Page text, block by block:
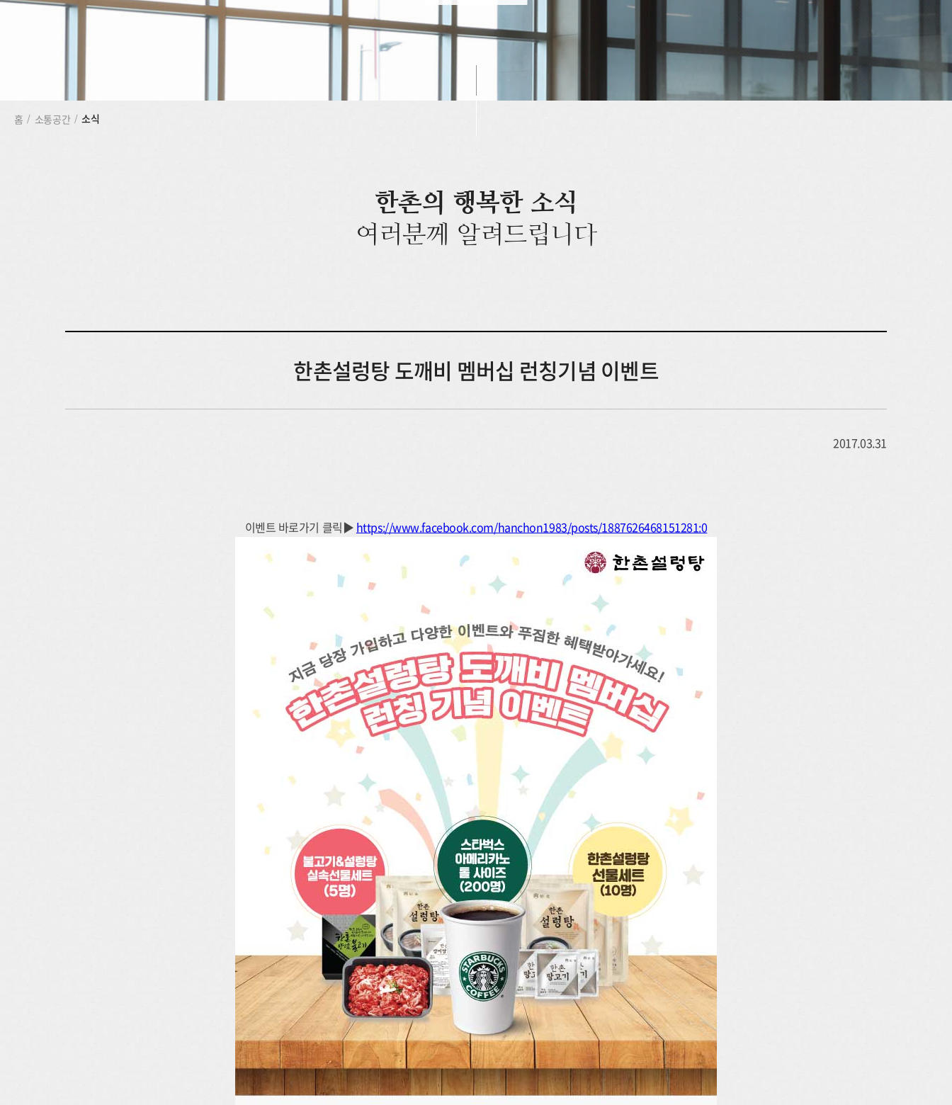
홈 / 소통공간 / 소식
한촌의 행복한 소식
여러분께 알려드립니다
한촌설렁탕 도깨비 멤버십 런칭기념 이벤트
2017.03.31
이벤트 바로가기 클릭▶ https://www.facebook.com/hanchon1983/posts/1887626468151281:0